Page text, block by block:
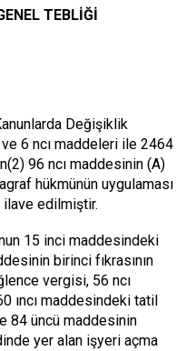
TEBLİĞİ
Değişiklik
ve 6 ncı maddeleri ile 2464
96 ncı maddesinin (A)
hükmünün uygulaması
edilmiştir.
15 inci maddesindeki
birinci fıkrasının
vergisi, 56 ncı
ıncı maddesindeki tatil
84 üncü maddesinin
yer alan işyeri açma